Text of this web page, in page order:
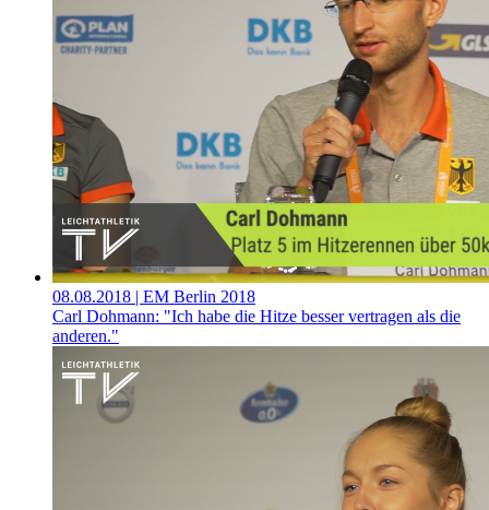
08.08.2018 | EM Berlin 2018
Carl Dohmann: "Ich habe die Hitze besser vertragen als die
anderen."